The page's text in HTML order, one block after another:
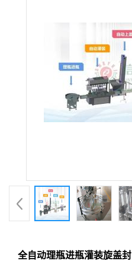
全自动理瓶进瓶灌装旋盖